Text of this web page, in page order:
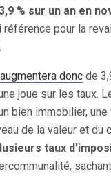
% sur un an en
pour la
donc de
joue sur les taux.
bien immobilier,
de la valeur et du
taux